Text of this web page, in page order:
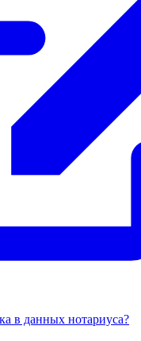
в данных нотариуса?